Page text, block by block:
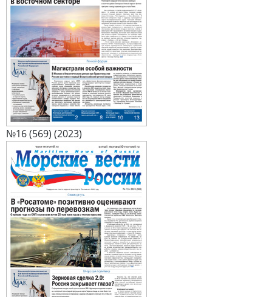
№16 (569) (2023)